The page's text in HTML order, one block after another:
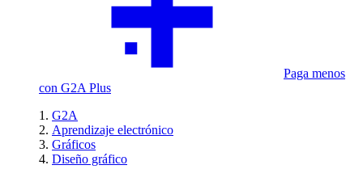
Paga menos
con G2A Plus
G2A
Aprendizaje electrónico
Gráficos
Diseño gráfico